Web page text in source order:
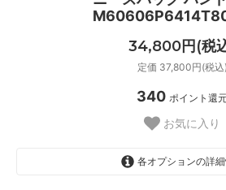
34,800円(税
定価 37,800円(税込)
340 ポイント還
お気に入り
各オプションの詳